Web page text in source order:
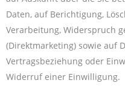
Daten, auf Berichtigung,
Verarbeitung, Widerspruch
(Direktmarketing) sowie auf
Vertragsbeziehung oder
Widerruf einer Einwilligung.